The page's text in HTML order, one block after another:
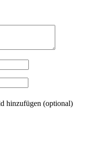
hinzufügen (optional)